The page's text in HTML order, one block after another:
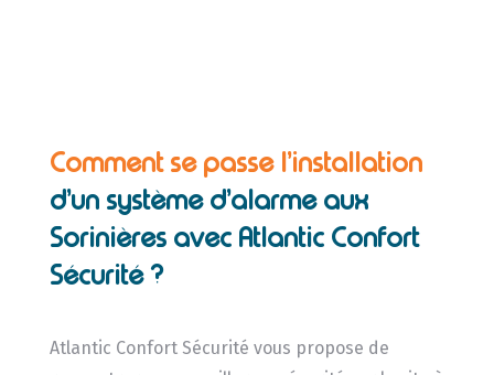
Comment se passe l’installation
d’un système d’alarme aux
Sorinières avec Atlantic Confort
Sécurité ?
Atlantic Confort Sécurité vous propose de